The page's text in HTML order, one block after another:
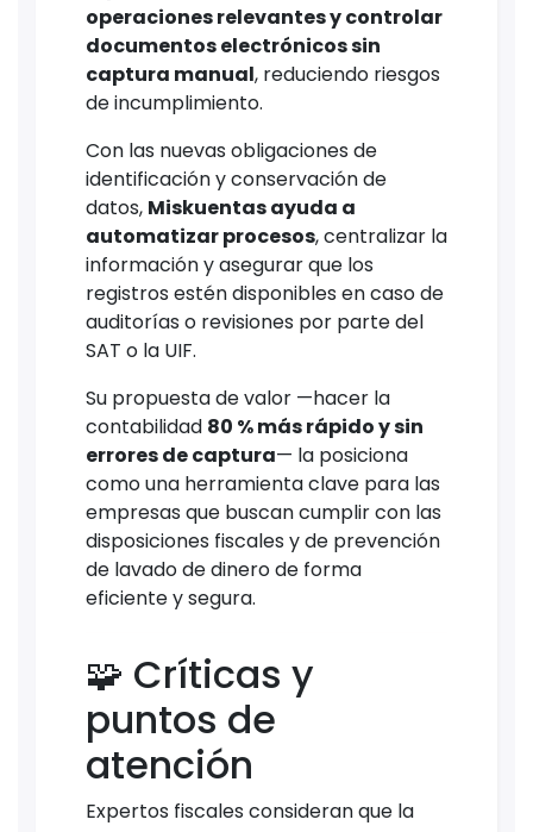
operaciones relevantes y controlar
documentos electrónicos sin
captura manual, reduciendo riesgos
de incumplimiento.
Con las nuevas obligaciones de
identificación y conservación de
datos, Miskuentas ayuda a
automatizar procesos, centralizar la
información y asegurar que los
registros estén disponibles en caso de
auditorías o revisiones por parte del
SAT o la UIF.
Su propuesta de valor —hacer la
contabilidad 80 % más rápido y sin
errores de captura— la posiciona
como una herramienta clave para las
empresas que buscan cumplir con las
disposiciones fiscales y de prevención
de lavado de dinero de forma
eficiente y segura.
🧩 Críticas y
puntos de
atención
Expertos fiscales consideran que la